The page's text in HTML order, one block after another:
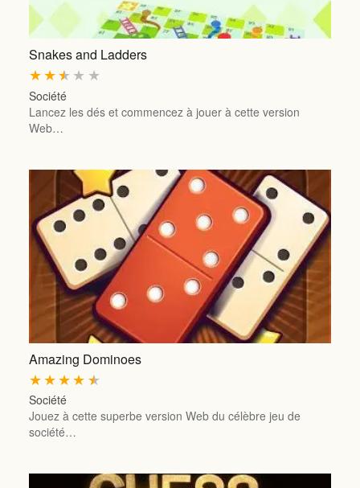
Snakes and Ladders
★
★
★
★
★
Société
Lancez les dés et commencez à jouer à cette version
Web…
Amazing Dominoes
★
★
★
★
★
Société
Jouez à cette superbe version Web du célèbre jeu de
société…